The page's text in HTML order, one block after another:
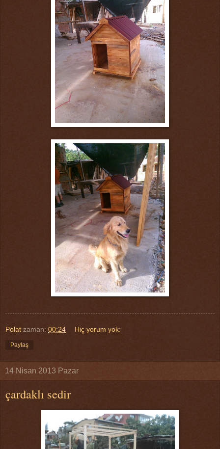
Polat zaman: 00:24 Hiç yorum yok:
Paylaş
14 Nisan 2013 Pazar
çardaklı sedir